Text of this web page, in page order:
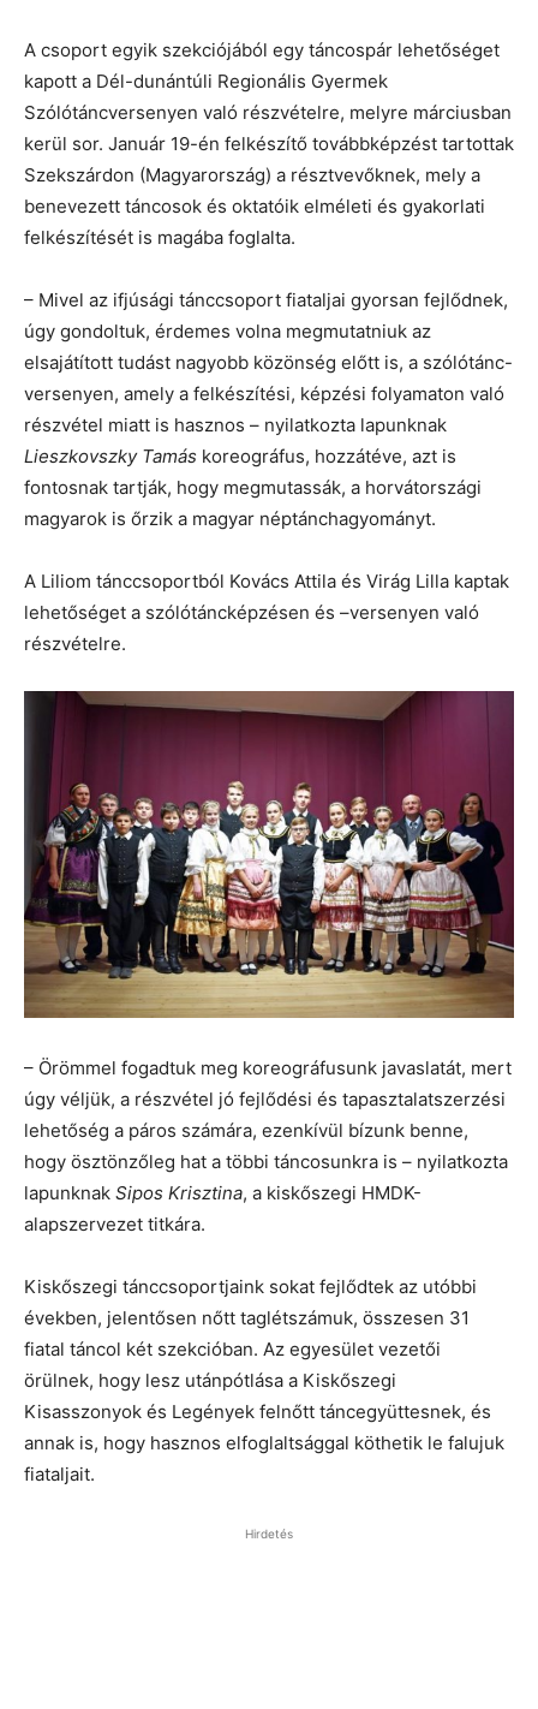
A csoport egyik szekciójából egy táncospár lehetőséget
kapott a Dél-dunántúli Regionális Gyermek
Szólótáncversenyen való részvételre, melyre márciusban
kerül sor. Január 19-én felkészítő továbbképzést tartottak
Szekszárdon (Magyarország) a résztvevőknek, mely a
benevezett táncosok és oktatóik elméleti és gyakorlati
felkészítését is magába foglalta.
– Mivel az ifjúsági tánccsoport fiataljai gyorsan fejlődnek,
úgy gondoltuk, érdemes volna megmutatniuk az
elsajátított tudást nagyobb közönség előtt is, a szólótánc-
versenyen, amely a felkészítési, képzési folyamaton való
részvétel miatt is hasznos – nyilatkozta lapunknak
Lieszkovszky Tamás koreográfus, hozzátéve, azt is
fontosnak tartják, hogy megmutassák, a horvátországi
magyarok is őrzik a magyar néptánchagyományt.
A Liliom tánccsoportból Kovács Attila és Virág Lilla kaptak
lehetőséget a szólótáncképzésen és –versenyen való
részvételre.
– Örömmel fogadtuk meg koreográfusunk javaslatát, mert
úgy véljük, a részvétel jó fejlődési és tapasztalatszerzési
lehetőség a páros számára, ezenkívül bízunk benne,
hogy ösztönzőleg hat a többi táncosunkra is – nyilatkozta
lapunknak Sipos Krisztina, a kiskőszegi HMDK-
alapszervezet titkára.
Kiskőszegi tánccsoportjaink sokat fejlődtek az utóbbi
években, jelentősen nőtt taglétszámuk, összesen 31
fiatal táncol két szekcióban. Az egyesület vezetői
örülnek, hogy lesz utánpótlása a Kiskőszegi
Kisasszonyok és Legények felnőtt táncegyüttesnek, és
annak is, hogy hasznos elfoglaltsággal köthetik le falujuk
fiataljait.
Hirdetés